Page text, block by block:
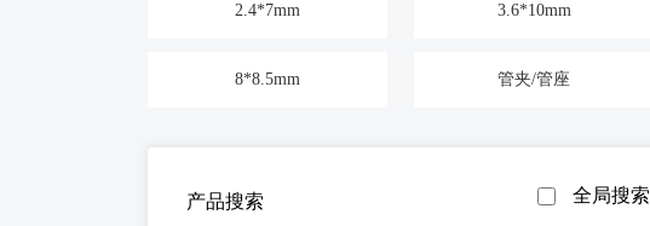
2.4*7mm 3.6*10mm
8*8.5mm 管夹/管座
产品搜索 全局搜索